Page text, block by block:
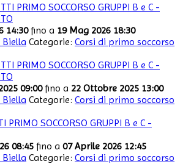
PRIMO SOCCORSO GRUPPI B e C -
14:30 fino a 19 Mag 2026 18:30
Biella Categorie: Corsi di primo soccorso
PRIMO SOCCORSO GRUPPI B e C -
09:00 fino a 22 Ottobre 2025 13:00
Biella Categorie: Corsi di primo soccorso
PRIMO SOCCORSO GRUPPI B e C -
08:45 fino a 07 Aprile 2026 12:45
Biella Categorie: Corsi di primo soccorso